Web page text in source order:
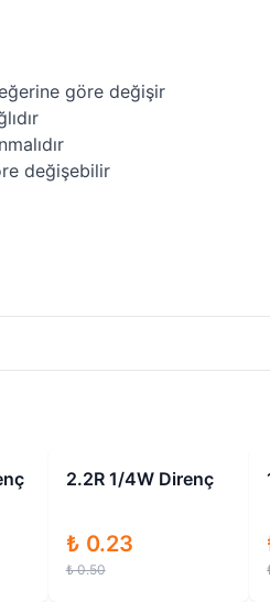
göre değişir
değişebilir
İndirimli
18K 1/4W Direnç
₺ 0.23
₺ 0.50